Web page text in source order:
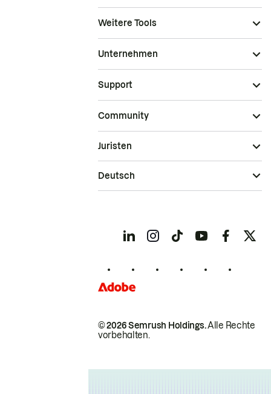
Weitere Tools
Unternehmen
Support
Community
© 2026 Semrush Holdings.Alle Rechte
vorbehalten.
Juristen
Deutsch